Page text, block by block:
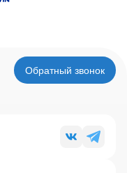
Обратный звонок